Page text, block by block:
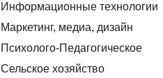
Информационные технологии
Маркетинг, медиа, дизайн
Психолого-Педагогическое
Сельское хозяйство